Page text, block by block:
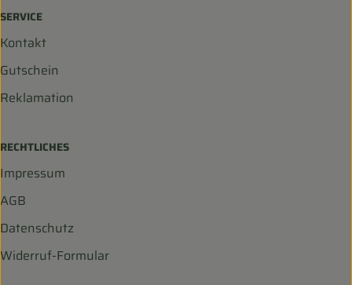
SERVICE
Kontakt
Gutschein
Reklamation
RECHTLICHES
Impressum
AGB
Datenschutz
Widerruf-Formular